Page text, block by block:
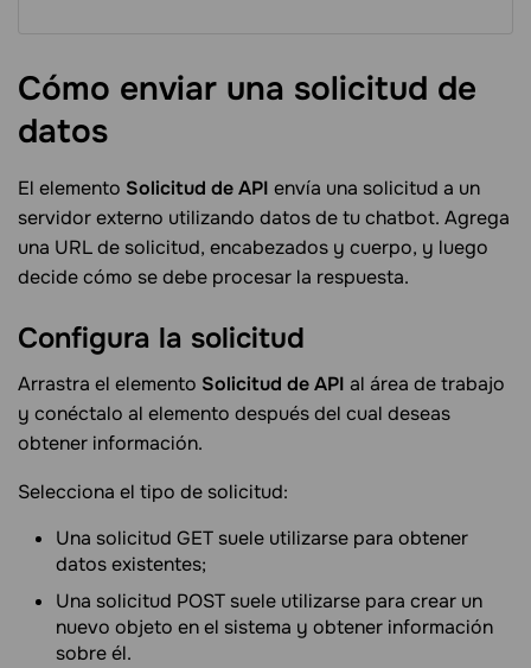
Cómo enviar una solicitud de
datos
El elemento Solicitud de API envía una solicitud a un
servidor externo utilizando datos de tu chatbot. Agrega
una URL de solicitud, encabezados y cuerpo, y luego
decide cómo se debe procesar la respuesta.
Configura la solicitud
Arrastra el elemento Solicitud de API al área de trabajo
y conéctalo al elemento después del cual deseas
obtener información.
Selecciona el tipo de solicitud:
Una solicitud GET suele utilizarse para obtener
datos existentes;
Una solicitud POST suele utilizarse para crear un
nuevo objeto en el sistema y obtener información
sobre él.